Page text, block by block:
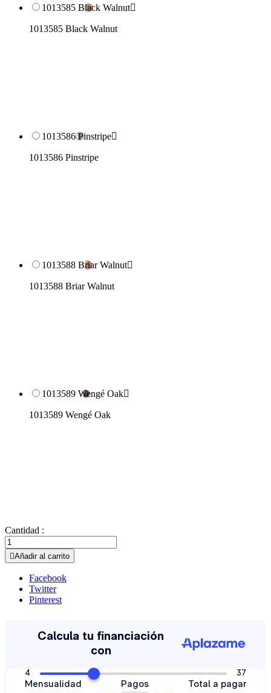
1013585 Black Walnut
1013585 Black Walnut
1013586 Pinstripe
1013586 Pinstripe
1013588 Briar Walnut
1013588 Briar Walnut
1013589 Wengé Oak
1013589 Wengé Oak
Cantidad :
Añadir al carrito
Facebook
Twitter
Pinterest